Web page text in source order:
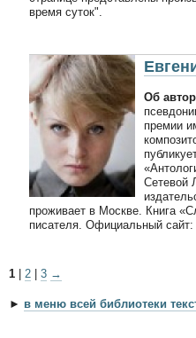
время суток".
Об
премии
Сетевой
проживает в Москве. Книга
писателя. Официальный сайт:
1
2 3 →
► в меню всей библиотеки